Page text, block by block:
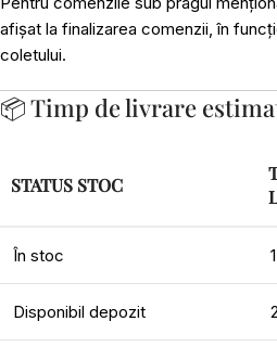
afișat la finalizarea comenzii, în
coletului.
📦 Timp de livrare
STATUS STOC
În stoc
Disponibil depozit